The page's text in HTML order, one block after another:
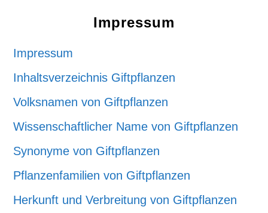
Impressum
Impressum
Inhaltsverzeichnis Giftpflanzen
Volksnamen von Giftpflanzen
Wissenschaftlicher Name von Giftpflanzen
Synonyme von Giftpflanzen
Pflanzenfamilien von Giftpflanzen
Herkunft und Verbreitung von Giftpflanzen